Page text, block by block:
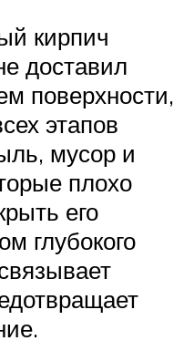
кирпич
доставил
поверхности,
этапов
мусор и
плохо
его
глубокого